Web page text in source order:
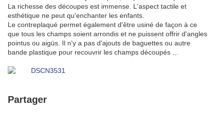
La richesse des découpes est immense. L'aspect tactile et
esthétique ne peut qu'enchanter les enfants.
Le contreplaqué permet également d'être usiné de façon à ce
que tous les champs soient arrondis et ne puissent offrir d'angles
pointus ou aigüs. Il n'y a pas d'ajouts de baguettes ou autre
bande plastique pour recouvrir les champs découpés ...
Partager